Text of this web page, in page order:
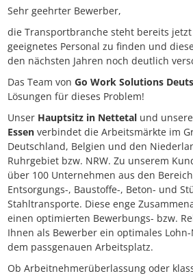
Sehr geehrter Bewerber,
die Transportbranche steht bereits
geeignetes Personal zu finden und
den nächsten Jahren noch deutlich
Das Team von Go Work Solutions
Lösungen für dieses Problem!
Unser Hauptsitz in Nettetal und unsere
Essen verbindet die Arbeitsmärkte im
Deutschland, Belgien und den
Ruhrgebiet bzw. NRW. Zu unserem
über 100 Unternehmen aus den
Entsorgungs-, Baustoffe-, Beton- und
Stahltransporte. Diese enge
einen optimierten Bewerbungs- bzw.
Ihnen als Bewerber ein optimales
dem passgenauen Arbeitsplatz.
Ob Arbeitnehmerüberlassung oder